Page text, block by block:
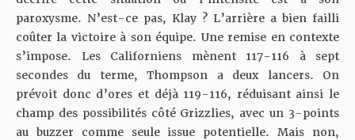
paroxysme. N’est-ce pas, Klay ? L’arrière a bien failli
coûter la victoire à son équipe. Une remise en contexte
s’impose. Les Californiens mènent 117-116 à sept
secondes du terme, Thompson a deux lancers. On
prévoit donc d’ores et déjà 119-116, réduisant ainsi le
champ des possibilités côté Grizzlies, avec un 3-points
au buzzer comme seule issue potentielle. Mais non,